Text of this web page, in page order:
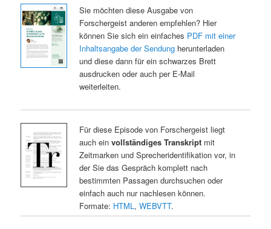
Sie möchten diese Ausgabe von
Forschergeist anderen empfehlen? Hier
können Sie sich ein einfaches PDF mit einer
Inhaltsangabe der Sendungherunterladen
und diese dann für ein schwarzes Brett
ausdrucken oder auch per E-Mail
weiterleiten.
Für diese Episode von Forschergeist liegt
auch ein vollständiges Transkriptmit
Zeitmarken und Sprecheridentifikation vor, in
der Sie das Gespräch komplett nach
bestimmten Passagen durchsuchen oder
einfach auch nur nachlesen können.
Formate: HTML , WEBVTT.